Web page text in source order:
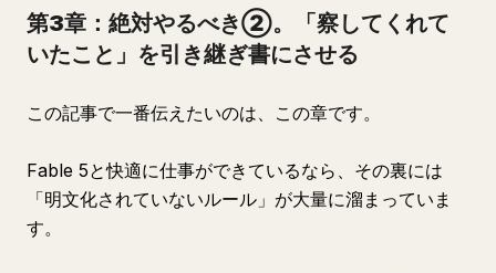
第3章：絶対やるべき②。「察してくれて
いたこと」を引き継ぎ書にさせる
この記事で一番伝えたいのは、この章です。
Fable 5と快適に仕事ができているなら、その裏には
「明文化されていないルール」が大量に溜まっていま
す。